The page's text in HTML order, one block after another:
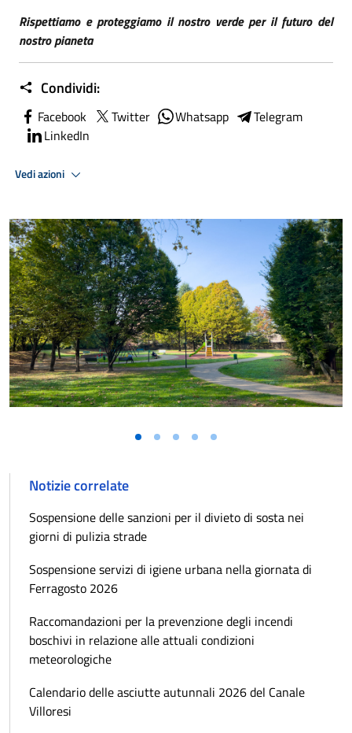
Rispettiamo e proteggiamo il nostro verde per il futuro del
nostro pianeta
Condividi:
Facebook Twitter Whatsapp
Telegram
LinkedIn
Vedi azioni
Notizie correlate
Sospensione delle sanzioni per il divieto di sosta nei
giorni di pulizia strade
Sospensione servizi di igiene urbana nella giornata di
Ferragosto 2026
Raccomandazioni per la prevenzione degli incendi
boschivi in relazione alle attuali condizioni
meteorologiche
Calendario delle asciutte autunnali 2026 del Canale
Villoresi